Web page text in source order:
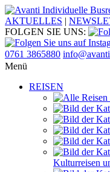
Individuelle
AKTUELLES |
FOLGEN SIE UNS:
0761 3865880
Menü
REISEN
Kultur­reisen